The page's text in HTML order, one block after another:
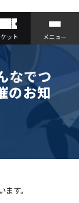
ット メニュー
なでつ
のお知
す。